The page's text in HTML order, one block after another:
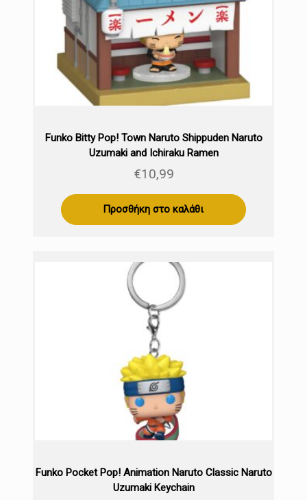
Funko Bitty Pop! Town Naruto Shippuden Naruto
Uzumaki and Ichiraku Ramen
€10,99
Προσθήκη στο καλάθι
Funko Pocket Pop! Animation Naruto Classic Naruto
Uzumaki Keychain